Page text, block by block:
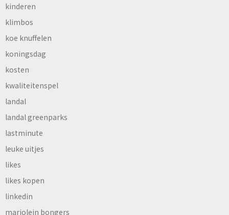
kinderen
klimbos
koe knuffelen
koningsdag
kosten
kwaliteitenspel
landal
landal greenparks
lastminute
leuke uitjes
likes
likes kopen
linkedin
marjolein bongers